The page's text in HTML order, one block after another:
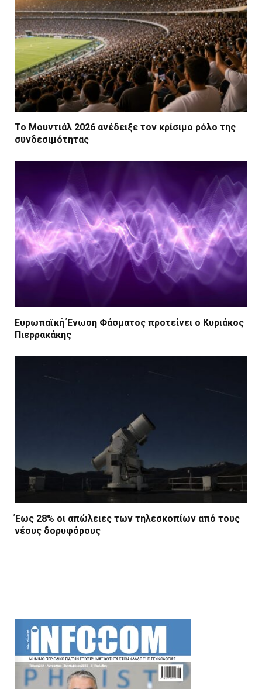
Το Μουντιάλ 2026 ανέδειξε τον κρίσιμο ρόλο της
συνδεσιμότητας
Ευρωπαϊκή Ένωση Φάσματος προτείνει ο Κυριάκος
Πιερρακάκης
Έως 28% οι απώλειες των τηλεσκοπίων από τους
νέους δορυφόρους